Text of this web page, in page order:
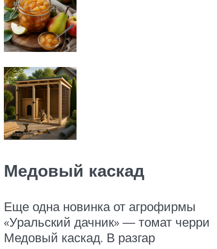
Медовый каскад
Еще одна новинка от агрофирмы
«Уральский дачник» — томат черри
Медовый каскад. В разгар